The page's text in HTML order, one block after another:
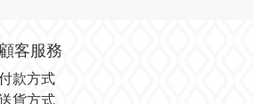
顧客服務
款方式
貨方式